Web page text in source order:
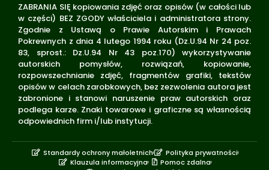
ZABRANIA SIĘ kopiowania zdjęć oraz opisów (w całości lub
w części) BEZ ZGODY właściciela i administratora strony.
Zgodnie z Ustawą o Prawie Autorskim i Prawach
Pokrewnych z dnia 4 lutego 1994 roku (Dz.U.94 Nr 24 poz.
83, sprost.: Dz.U.94 Nr 43 poz.170) wykorzystywanie
autorskich pomysłów, rozwiązań, kopiowanie,
rozpowszechnianie zdjęć, fragmentów grafiki, tekstów
opisów w celach zarobkowych, bez zezwolenia autora jest
zabronione i stanowi naruszenie praw autorskich oraz
podlega karze. Znaki towarowe i graficzne są własnością
odpowiednich firm i/lub instytucji.
Standardy ochrony małoletnich
Polityka prywatności
Klauzula informacyjna
Pomoc zdalna